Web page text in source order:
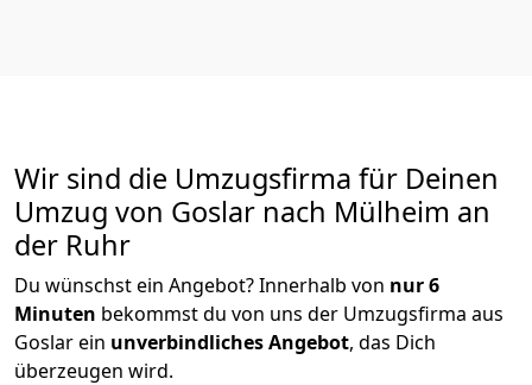
Wir sind die Umzugsfirma für Deinen
Umzug von Goslar nach Mülheim an
der Ruhr
Du wünschst ein Angebot? Innerhalb von nur 6
Minuten bekommst du von uns der Umzugsfirma aus
Goslar ein unverbindliches Angebot, das Dich
überzeugen wird.